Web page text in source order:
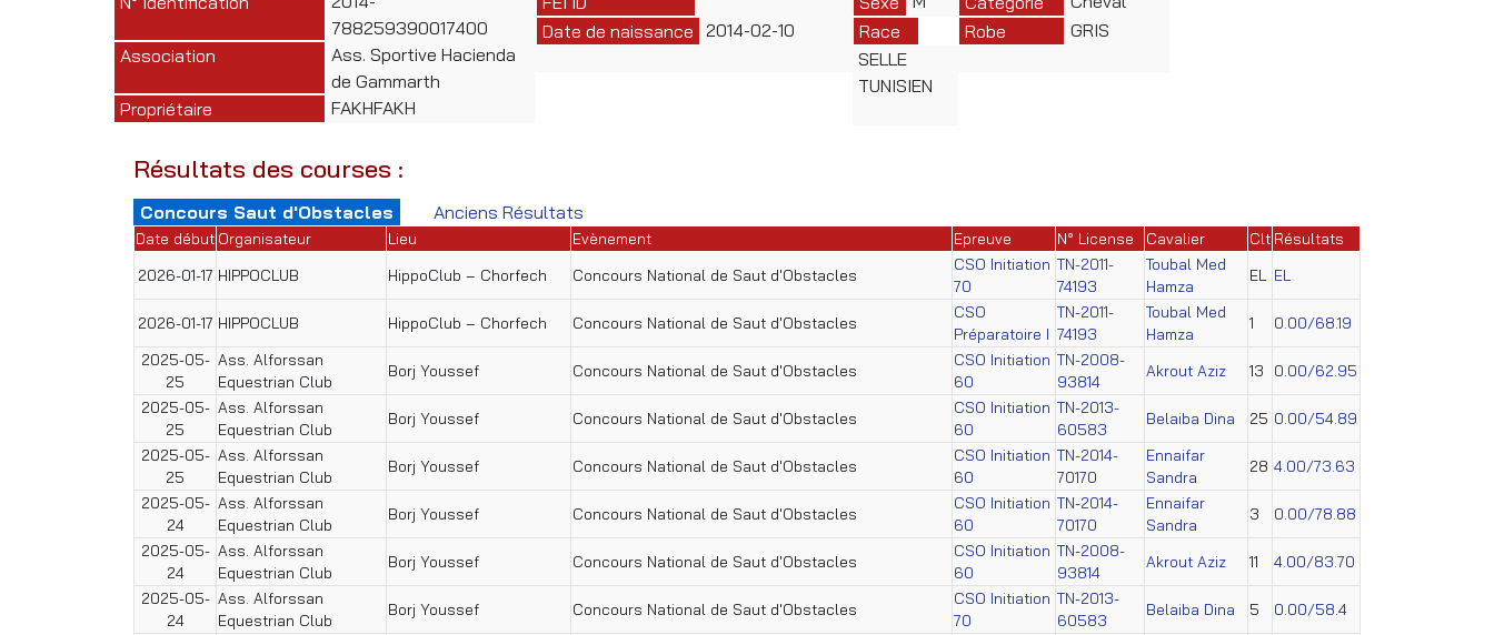
788259390017400
Association
Ass. Sportive Hacienda
de Gammarth
Propriétaire
FAKHFAKH
Date de naissance 2014-02-10
Race
SELLE
TUNISIEN
Robe
GRIS
Résultats des courses :
Concours Saut d'Obstacles Anciens Résultats
Date début Organisateur Lieu Evènement Epreuve N° License Cavalier Clt Résultats
2026-01-17 HIPPOCLUB HippoClub – Chorfech Concours National de Saut d'Obstacles
CSO Initiation
70
TN-2011-
74193
Toubal Med
Hamza
EL EL
2026-01-17 HIPPOCLUB HippoClub – Chorfech Concours National de Saut d'Obstacles
CSO
Préparatoire I
TN-2011-
74193
Toubal Med
Hamza
1 0.00/68.19
2025-05-
25
Ass. Alforssan
Equestrian Club
Borj Youssef Concours National de Saut d'Obstacles
CSO Initiation
60
TN-2008-
93814
Akrout Aziz 13 0.00/62.95
2025-05-
25
Ass. Alforssan
Equestrian Club
Borj Youssef Concours National de Saut d'Obstacles
CSO Initiation
60
TN-2013-
60583
Belaiba Dina 25 0.00/54.89
2025-05-
25
Ass. Alforssan
Equestrian Club
Borj Youssef Concours National de Saut d'Obstacles
CSO Initiation
60
TN-2014-
70170
Ennaifar
Sandra
28 4.00/73.63
2025-05-
24
Ass. Alforssan
Equestrian Club
Borj Youssef Concours National de Saut d'Obstacles
CSO Initiation
60
TN-2014-
70170
Ennaifar
Sandra
3 0.00/78.88
2025-05-
24
Ass. Alforssan
Equestrian Club
Borj Youssef Concours National de Saut d'Obstacles
CSO Initiation
60
TN-2008-
93814
Akrout Aziz 11 4.00/83.70
2025-05-
24
Ass. Alforssan
Equestrian Club
Borj Youssef Concours National de Saut d'Obstacles
CSO Initiation
70
TN-2013-
60583
Belaiba Dina 5 0.00/58.4